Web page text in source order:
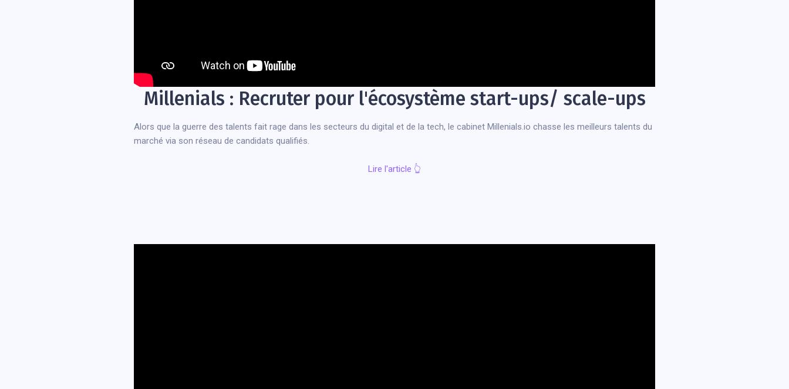
Millenials : Recruter pour l'écosystème start-ups/ scale-ups
Alors que la guerre des talents fait rage dans les secteurs du digital et de la tech, le cabinet Millenials.io chasse les meilleurs talents du
marché via son réseau de candidats qualifiés.
Lire l'article 👆